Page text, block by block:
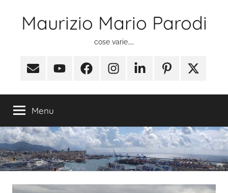
Maurizio Mario Parodi
cose varie……
Email YoutubeFacebookInstagramLinkedinPinterest
X
Twitter)
Menu